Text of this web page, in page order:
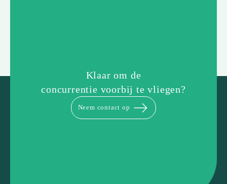
Klaar om de
concurrentie voorbij te vliegen?
Neem contact op